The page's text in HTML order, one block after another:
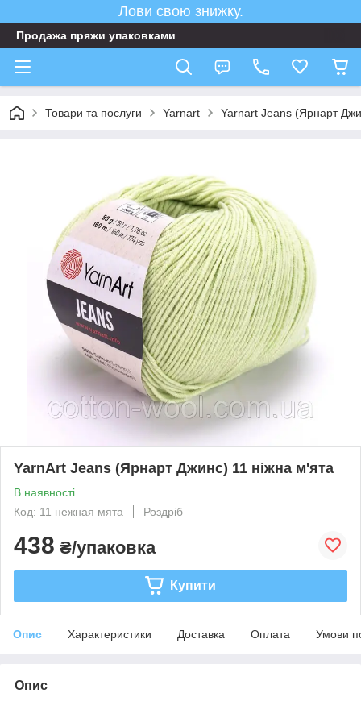
Лови свою знижку.
Продажа пряжи упаковками
Товари та послуги Yarnart Yarnart Jeans (Ярнарт
YarnArt Jeans (Ярнарт Джинс) 11 ніжна м'ята
В наявності
Код: 11 нежная мята
Роздріб
438 ₴/упаковка
Купити
Опис Характеристики Доставка Оплата Умови
Опис